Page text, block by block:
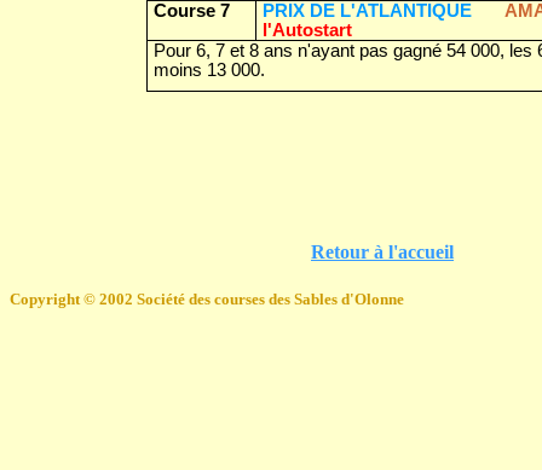
Course 7 PRIX DE L'ATLANTIQUE
l'Autostart
Pour 6, 7 et 8 ans n'ayant pas gagné 54 000, les
moins 13 000.
Retour à l'accueil
Copyright © 2002 Société des courses des Sables d'Olonne